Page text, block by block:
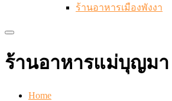
ร้านอาหารเมืองพังงา
ร้านอาหารแม่บุญมา
Home